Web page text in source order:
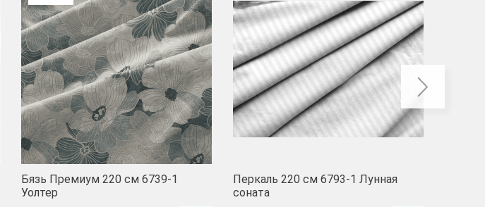
Бязь Премиум 220 см 6739-1
Уолтер
Перкаль 220 см 6793-1 Лунная
соната